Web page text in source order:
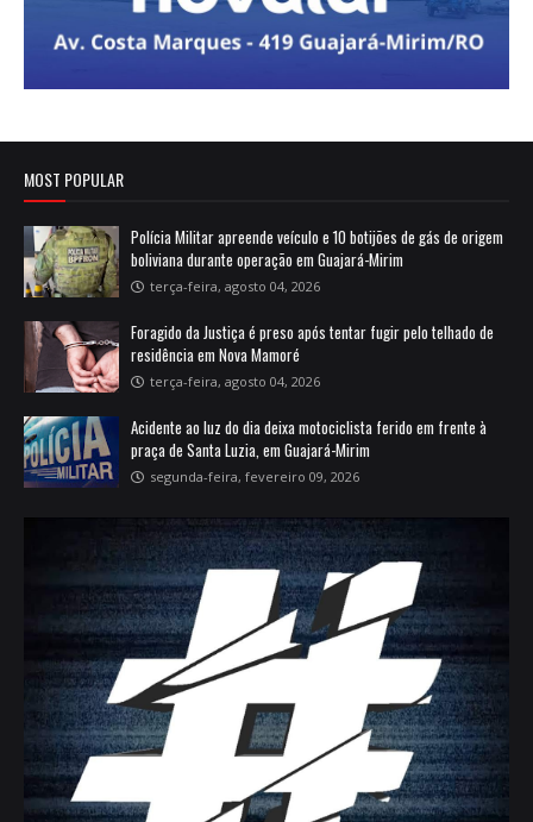
MOST POPULAR
Polícia Militar apreende veículo e 10 botijões de gás de origem
boliviana durante operação em Guajará-Mirim
terça-feira, agosto 04, 2026
Foragido da Justiça é preso após tentar fugir pelo telhado de
residência em Nova Mamoré
terça-feira, agosto 04, 2026
Acidente ao luz do dia deixa motociclista ferido em frente à
praça de Santa Luzia, em Guajará-Mirim
segunda-feira, fevereiro 09, 2026